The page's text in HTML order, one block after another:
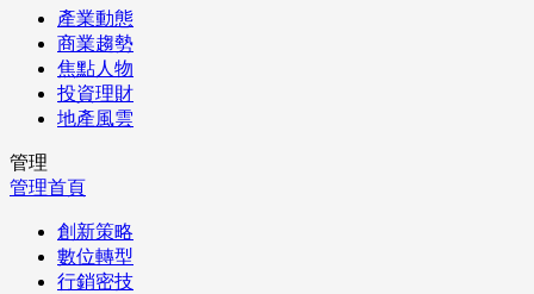
產業動態
商業趨勢
焦點人物
投資理財
地產風雲
管理
管理首頁
創新策略
數位轉型
行銷密技